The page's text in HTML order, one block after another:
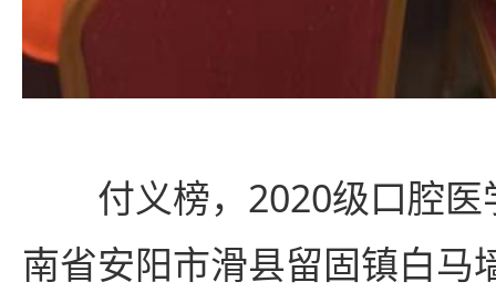
付义榜，2020级口腔
南省安阳市滑县留固镇白马